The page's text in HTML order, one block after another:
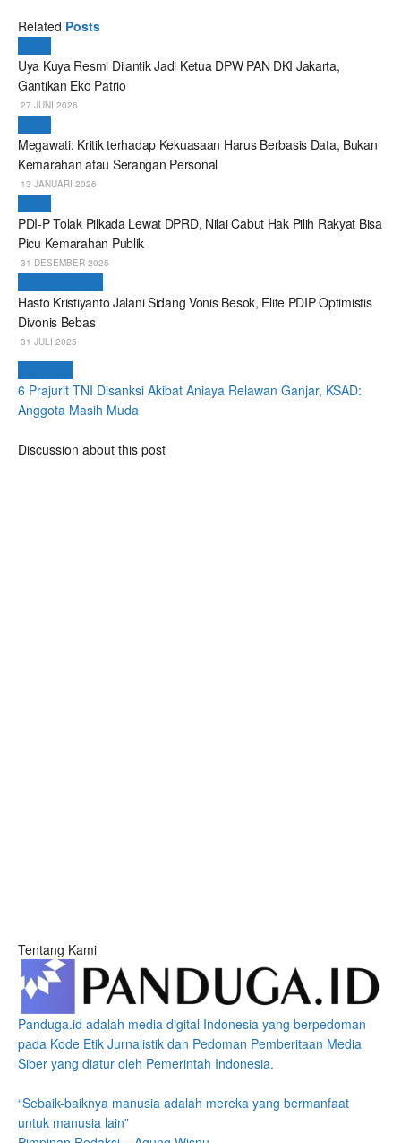
Related Posts
Uya Kuya Resmi Dilantik Jadi Ketua DPW PAN DKI Jakarta,
Gantikan Eko Patrio
27 JUNI 2026
Megawati: Kritik terhadap Kekuasaan Harus Berbasis Data, Bukan
Kemarahan atau Serangan Personal
13 JANUARI 2026
PDI-P Tolak Pilkada Lewat DPRD, Nilai Cabut Hak Pilih Rakyat Bisa
Picu Kemarahan Publik
31 DESEMBER 2025
Hasto Kristiyanto Jalani Sidang Vonis Besok, Elite PDIP Optimistis
Divonis Bebas
31 JULI 2025
6 Prajurit TNI Disanksi Akibat Aniaya Relawan Ganjar, KSAD:
Anggota Masih Muda
Discussion about this post
Tentang Kami
Panduga.id adalah media digital Indonesia yang berpedoman
pada Kode Etik Jurnalistik dan Pedoman Pemberitaan Media
Siber yang diatur oleh Pemerintah Indonesia.
“Sebaik-baiknya manusia adalah mereka yang bermanfaat
untuk manusia lain”